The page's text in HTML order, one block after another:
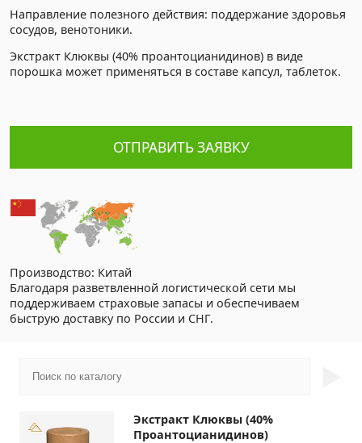
Направление полезного действия: поддержание здоровья
сосудов, венотоники.
Экстракт Клюквы (40% проантоцианидинов) в виде
порошка может применяться в составе капсул, таблеток.
ОТПРАВИТЬ ЗАЯВКУ
Производство: Китай
Благодаря разветвленной логистической сети мы
поддерживаем страховые запасы и обеспечиваем
быструю доставку по России и СНГ.
Экстракт Клюквы (40%
Проантоцианидинов)